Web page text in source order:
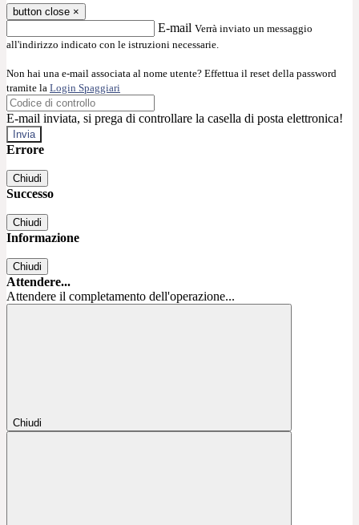
button close ×
E-mail Verrà inviato un messaggio
all'indirizzo indicato con le istruzioni necessarie.
Non hai una e-mail associata al nome utente? Effettua il reset della password
tramite la Login Spaggiari
E-mail inviata, si prega di controllare la casella di posta elettronica!
Errore
Chiudi
Successo
Chiudi
Informazione
Chiudi
Attendere...
Attendere il completamento dell'operazione...
Chiudi